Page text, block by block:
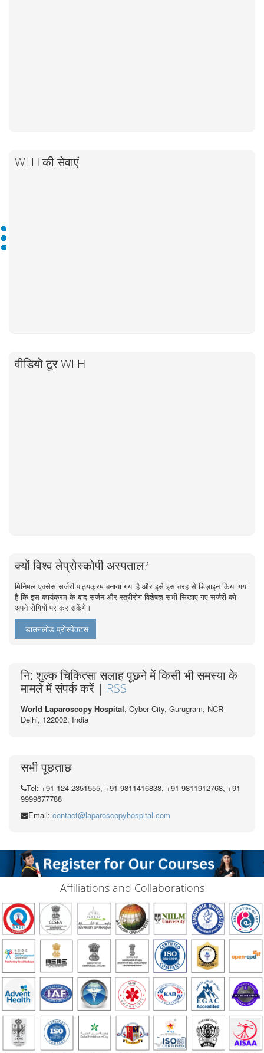
WLH की सेवाएं
वीडियो टूर WLH
क्यों विश्व लेप्रोस्कोपी अस्पताल?
मिनिमल एक्सेस सर्जरी पाठ्यक्रम बनाया गया है और इसे इस तरह से डिज़ाइन किया गया
है कि इस कार्यक्रम के बाद सर्जन और स्त्रीरोग विशेषज्ञ सभी सिखाए गए सर्जरी को
अपने रोगियों पर कर सकेंगे।
डाउनलोड प्रोस्पेक्टस
नि: शुल्क चिकित्सा सलाह पूछने में किसी भी समस्या के
मामले में संपर्क करें | RSS
World Laparoscopy Hospital, Cyber City, Gurugram, NCR
Delhi, 122002, India
सभी पूछताछ
Tel: +91 124 2351555, +91 9811416838, +91 9811912768, +91
9999677788
Email: contact@laparoscopyhospital.com
Affiliations and Collaborations